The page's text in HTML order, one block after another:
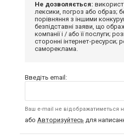
Не дозволяється:
лексики, погроз або образ;
порівняння з іншими
безпідставні заяви, що
компанії і / або її послуги;
сторонні інтернет-ресурси;
самореклама.
Введіть email:
Ваш e-mail не відображатиметься
або Авторизуйтесь для